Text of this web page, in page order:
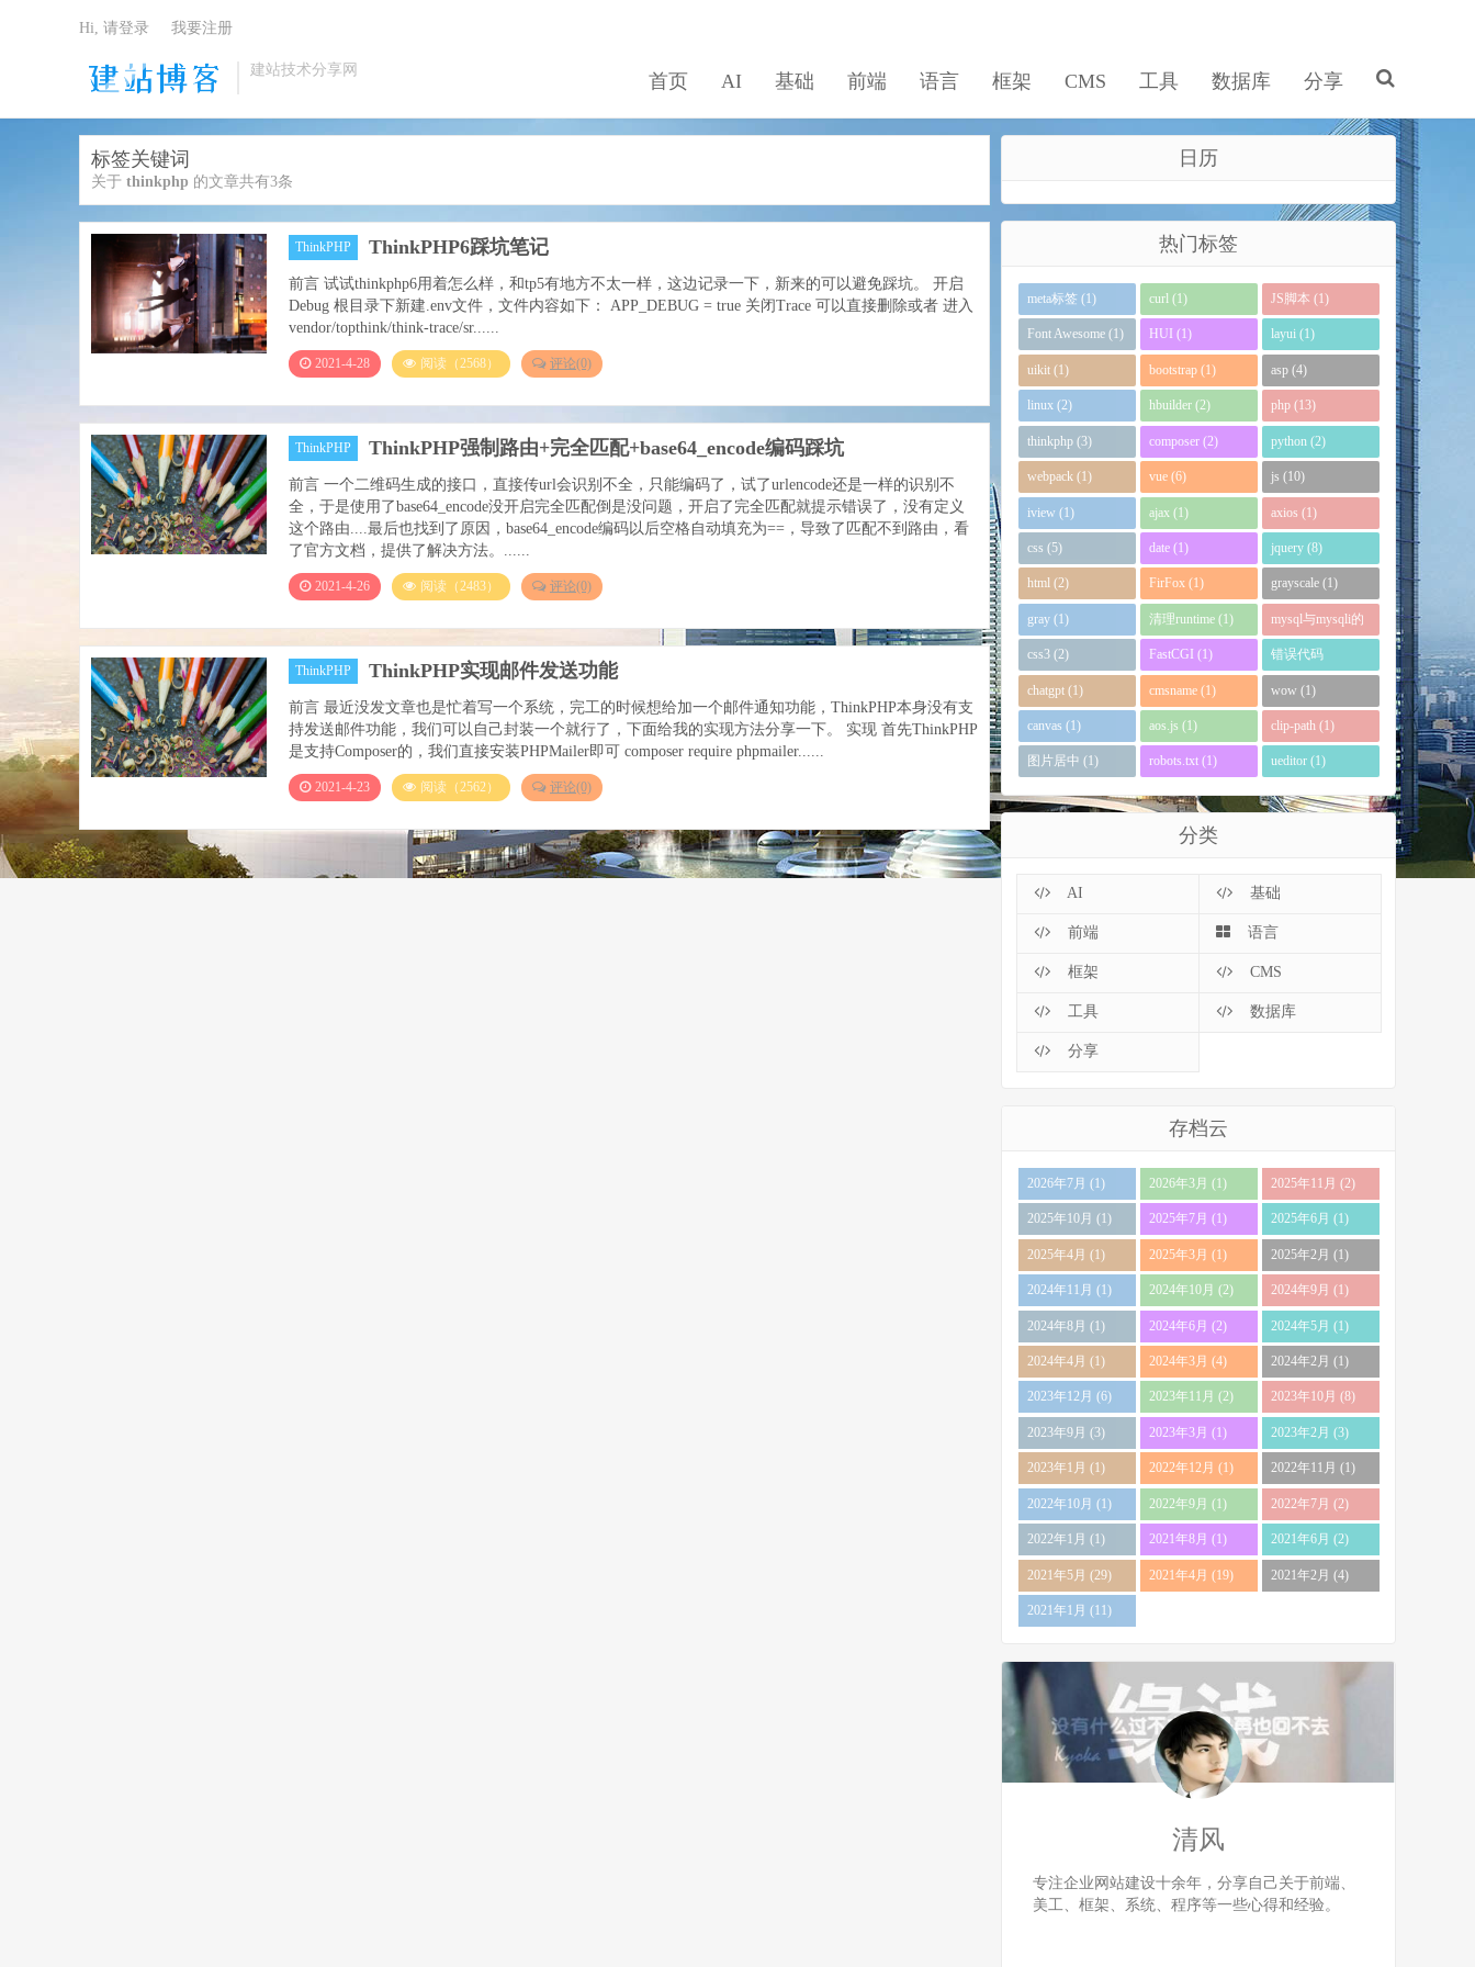
建站技术分享网
首页 AI 基础 前端 语言 框架 CMS 工具 数据库 分享
Hi, 请登录 我要注册
标签关键词
关于 thinkphp 的文章共有3条
ThinkPHP ThinkPHP6踩坑笔记
前言 试试thinkphp6用着怎么样，和tp5有地方不太一样，这边记录一下，新来的可以避免踩坑。 开启
Debug 根目录下新建.env文件，文件内容如下： APP_DEBUG = true 关闭Trace 可以直接删除或者 进入
vendor/topthink/think-trace/sr......
2021-4-28 阅读（2568） 评论(0)
ThinkPHP ThinkPHP强制路由+完全匹配+base64_encode编码踩坑
前言 一个二维码生成的接口，直接传url会识别不全，只能编码了，试了urlencode还是一样的识别不
全，于是使用了base64_encode没开启完全匹配倒是没问题，开启了完全匹配就提示错误了，没有定义
这个路由....最后也找到了原因，base64_encode编码以后空格自动填充为==，导致了匹配不到路由，看
了官方文档，提供了解决方法。......
2021-4-26 阅读（2483） 评论(0)
ThinkPHP ThinkPHP实现邮件发送功能
前言 最近没发文章也是忙着写一个系统，完工的时候想给加一个邮件通知功能，ThinkPHP本身没有支
持发送邮件功能，我们可以自己封装一个就行了，下面给我的实现方法分享一下。 实现 首先ThinkPHP
是支持Composer的，我们直接安装PHPMailer即可 composer require phpmailer......
2021-4-23 阅读（2562） 评论(0)
日历
热门标签
meta标签 (1) curl (1) JS脚本 (1)
Font Awesome (1) HUI (1) layui (1)
uikit (1) bootstrap (1) asp (4)
linux (2) hbuilder (2) php (13)
thinkphp (3) composer (2) python (2)
webpack (1) vue (6) js (10)
iview (1) ajax (1) axios (1)
css (5) date (1) jquery (8)
html (2) FirFox (1) grayscale (1)
gray (1) 清理runtime (1) mysql与mysqli的
区别 (1)
css3 (2) FastCGI (1) 错误代码
0xc0000135 (1)
chatgpt (1) cmsname (1) wow (1)
canvas (1) aos.js (1) clip-path (1)
图片居中 (1) robots.txt (1) ueditor (1)
分类
AI 基础
前端 语言
框架 CMS
工具 数据库
分享
存档云
2026年7月 (1) 2026年3月 (1) 2025年11月 (2)
2025年10月 (1) 2025年7月 (1) 2025年6月 (1)
2025年4月 (1) 2025年3月 (1) 2025年2月 (1)
2024年11月 (1) 2024年10月 (2) 2024年9月 (1)
2024年8月 (1) 2024年6月 (2) 2024年5月 (1)
2024年4月 (1) 2024年3月 (4) 2024年2月 (1)
2023年12月 (6) 2023年11月 (2) 2023年10月 (8)
2023年9月 (3) 2023年3月 (1) 2023年2月 (3)
2023年1月 (1) 2022年12月 (1) 2022年11月 (1)
2022年10月 (1) 2022年9月 (1) 2022年7月 (2)
2022年1月 (1) 2021年8月 (1) 2021年6月 (2)
2021年5月 (29) 2021年4月 (19) 2021年2月 (4)
2021年1月 (11)
清风
专注企业网站建设十余年，分享自己关于前端、
美工、框架、系统、程序等一些心得和经验。